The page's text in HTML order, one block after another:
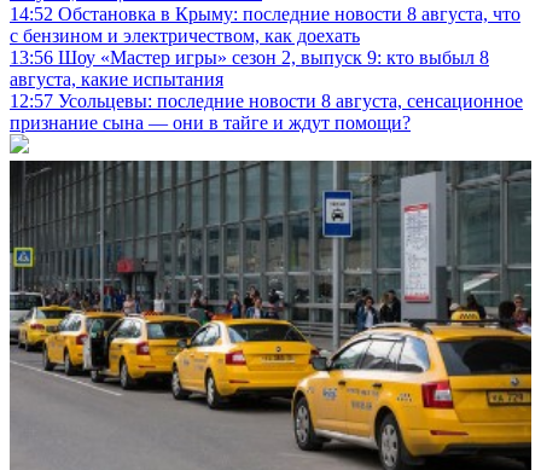
14:52 Обстановка в Крыму: последние новости 8 августа, что
с бензином и электричеством, как доехать
13:56 Шоу «Мастер игры» сезон 2, выпуск 9: кто выбыл 8
августа, какие испытания
12:57 Усольцевы: последние новости 8 августа, сенсационное
признание сына — они в тайге и ждут помощи?